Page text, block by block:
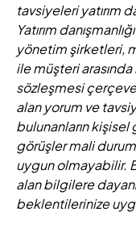
tavsiyeleri yatırım
Yatırım
yönetim şirketleri,
ile müşteri arasında
sözleşmesi
alan yorum ve
bulunanların
görüşler mali
uygun olmayabilir.
alan bilgilere
beklentilerinize